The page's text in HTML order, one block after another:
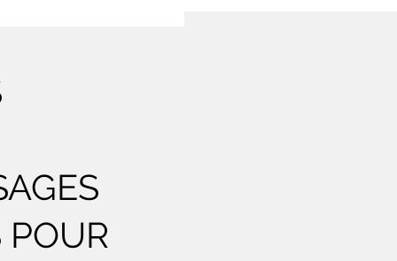
POUR